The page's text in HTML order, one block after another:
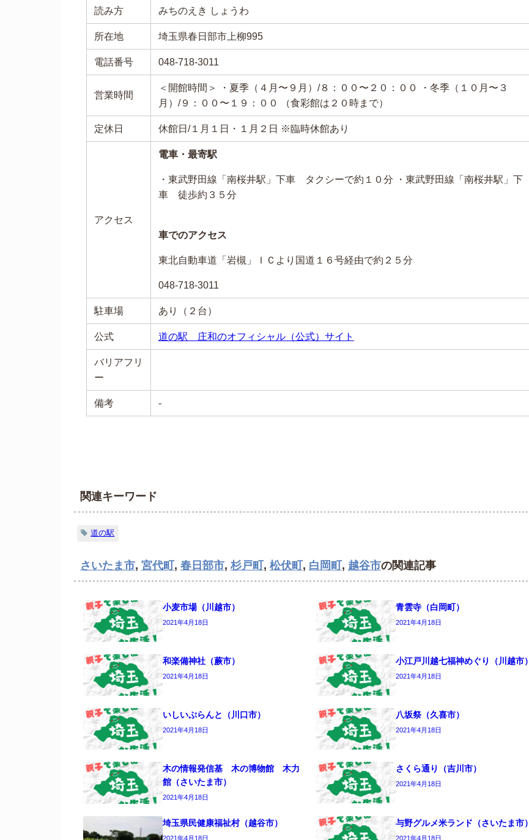
読み方 みちのえき しょうわ
所在地 埼玉県春日部市上柳995
電話番号 048-718-3011
営業時間
＜開館時間＞ ・夏季（４月〜９月）/８：００〜２０：００ ・冬季（１０月〜３
月）/９：００〜１９：００ （食彩館は２０時まで）
定休日 休館日/１月１日・１月２日 ※臨時休館あり
アクセス
電車・最寄駅
・東武野田線「南桜井駅」下車 タクシーで約１０分 ・東武野田線「南桜井駅」下
車 徒歩約３５分
車でのアクセス
東北自動車道「岩槻」ＩＣより国道１６号経由で約２５分
048-718-3011
駐車場 あり（２台）
公式 道の駅 庄和のオフィシャル（公式）サイト
バリアフリ
ー
備考 -
関連キーワード
道の駅
さいたま市, 宮代町 , 春日部市, 杉戸町 , 松伏町 , 白岡町 , 越谷市の関連記事
小麦市場（川越市）
2021年4月18日
青雲寺（白岡町）
2021年4月18日
和楽備神社（蕨市）
2021年4月18日
小江戸川越七福神めぐり（川越市）
2021年4月18日
いしいぷらんと（川口市）
2021年4月18日
八坂祭（久喜市）
2021年4月18日
木の情報発信基 木の博物館 木力
館（さいたま市）
2021年4月18日
さくら通り（吉川市）
2021年4月18日
埼玉県民健康福祉村（越谷市）
2021年4月18日
与野グルメ米ランド（さいたま市）
2021年4月18日